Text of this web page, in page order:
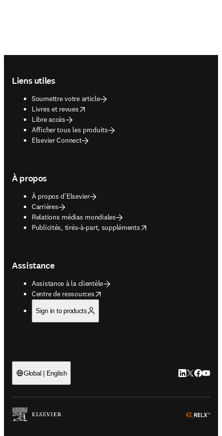
Liens utiles
Soumettre votre article
Livres et revues
opens in new tab/window
Libre accès
Afficher tous les produits
Elsevier Connect
À propos
À propos d’Elsevier
Carrières
Relations médias mondiales
Publicités, tirés-à-part, suppléments
opens in new tab/window
Assistance
Assistance à la clientèle
Centre de ressources
opens in new tab/window
Sign in to products
Global | English LinkedIn
Twitter